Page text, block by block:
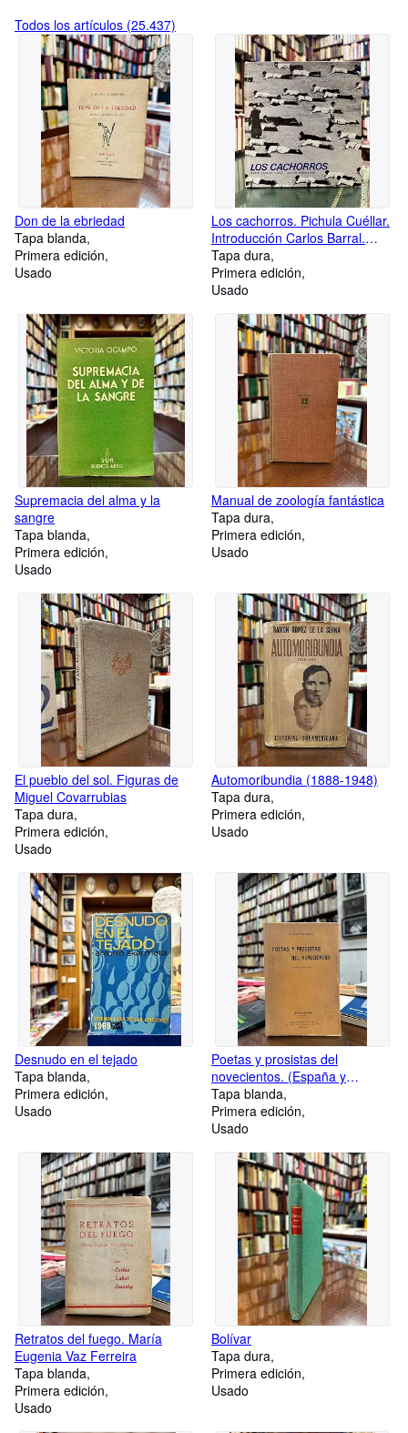
Todos los artículos (25.437)
Don de la ebriedad
Tapa blanda
Primera edición
Usado
Los cachorros. Pichula Cuéllar.
Introducción Carlos Barral.
Fotografías Xavier Miserachs
Tapa dura
Primera edición
Usado
Supremacia del alma y la
sangre
Tapa blanda
Primera edición
Usado
Manual de zoología fantástica
Tapa dura
Primera edición
Usado
El pueblo del sol. Figuras de
Miguel Covarrubias
Tapa dura
Primera edición
Usado
Automoribundia (1888-1948)
Tapa dura
Primera edición
Usado
Desnudo en el tejado
Tapa blanda
Primera edición
Usado
Poetas y prosistas del
novecientos. (España y
América)
Tapa blanda
Primera edición
Usado
Retratos del fuego. María
Eugenia Vaz Ferreira
Tapa blanda
Primera edición
Usado
Bolívar
Tapa dura
Primera edición
Usado